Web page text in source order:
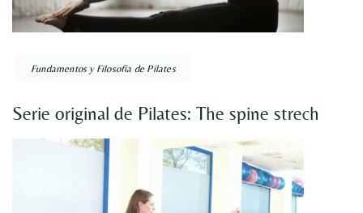
Fundamentos y Filosofía de Pilates
Serie original de Pilates: The spine strech